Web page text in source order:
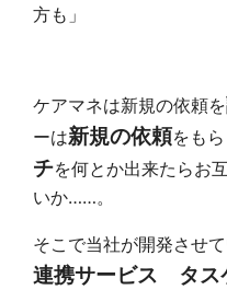
方も」
ケアマネは新規の依頼を
ーは新規の依頼をも
チを何とか出来たらお
いか……。
そこで当社が開発させ
連携サービス タス